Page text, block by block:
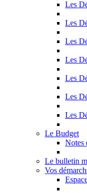
Les
Les
Les
Les
Les
Les
Les
Le Budget
Notes
Le bulletin
Vos